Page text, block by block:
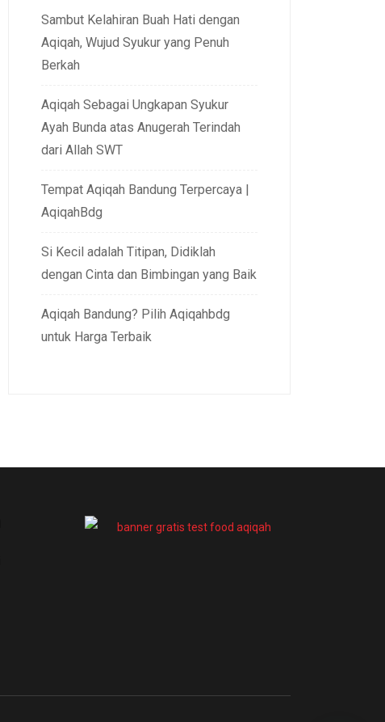
Sambut Kelahiran Buah Hati dengan
Aqiqah, Wujud Syukur yang Penuh
Berkah
Aqiqah Sebagai Ungkapan Syukur
Ayah Bunda atas Anugerah Terindah
dari Allah SWT
Tempat Aqiqah Bandung Terpercaya |
AqiqahBdg
Si Kecil adalah Titipan, Didiklah
dengan Cinta dan Bimbingan yang Baik
Aqiqah Bandung? Pilih Aqiqahbdg
untuk Harga Terbaik